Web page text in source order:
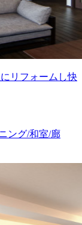
リフォームし快
ング/和室/廊